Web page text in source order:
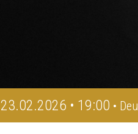
23.02.2026 • 19:00 •